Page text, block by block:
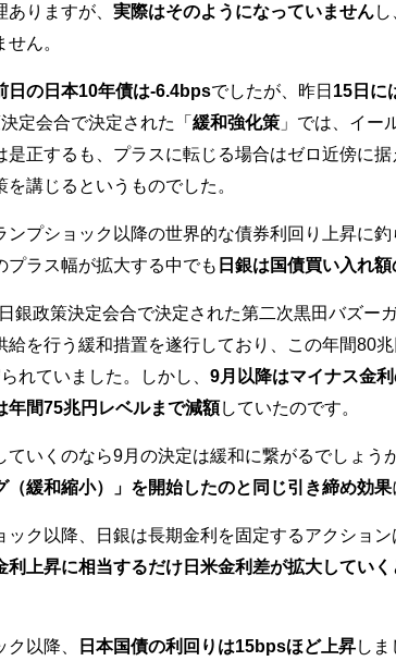
りますが、 実際はそのようになっていません
ん。
日の日本10年債は-6.4bpsでしたが、昨日 15日に
定会合で決定された「 緩和強化策 」では、イー
是正するも、プラスに転じる場合はゼロ近傍に
講じるというものでした。
ンプショック以降の世界的な債券利回り上昇に
プラス幅が拡大する中でも 日銀は国債買い入れ
銀政策決定会合で決定された第二次黒田バズー
給を行う緩和措置を遂行しており、この年間80
れていました。しかし、 9月以降はマイナス金
年間75兆円レベルまで減額していたのです。
いくのなら9月の決定は緩和に繋がるでしょう
（緩和縮小）」を開始したのと同じ引き締め効果
ック以降、日銀は長期金利を固定するアクショ
利上昇に相当するだけ日米金利差が拡大してい
以降、 日本国債の利回りは15bpsほど上昇し